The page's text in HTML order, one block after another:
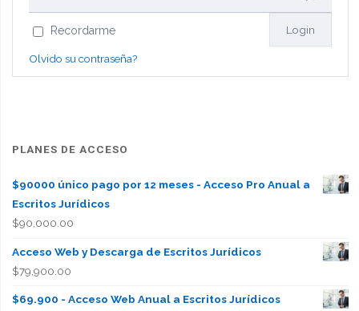
Recordarme
Olvido su contraseña?
PLANES DE ACCESO
$90000 único pago por 12 meses - Acceso Pro Anual a
Escritos Jurídicos
$90,000.00
Acceso Web y Descarga de Escritos Jurídicos
$79,900.00
$69.900 - Acceso Web Anual a Escritos Jurídicos